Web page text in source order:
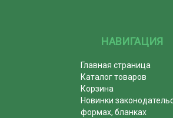
НАВИГАЦИЯ
Главная страница
Каталог товаров
Корзина
Новинки
формах, бланках